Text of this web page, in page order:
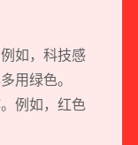
如，科技感
用绿色。
例如，红色